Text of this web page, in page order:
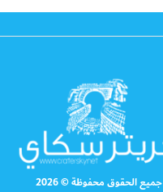
جميع الحقوق محفوظة © 2026